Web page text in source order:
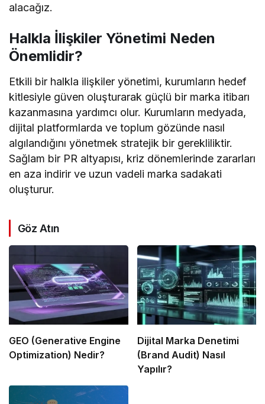
alacağız.
Halkla İlişkiler Yönetimi Neden
Önemlidir?
Etkili bir halkla ilişkiler yönetimi, kurumların hedef
kitlesiyle güven oluşturarak güçlü bir marka itibarı
kazanmasına yardımcı olur. Kurumların medyada,
dijital platformlarda ve toplum gözünde nasıl
algılandığını yönetmek stratejik bir gerekliliktir.
Sağlam bir PR altyapısı, kriz dönemlerinde zararları
en aza indirir ve uzun vadeli marka sadakati
oluşturur.
Göz Atın
GEO (Generative Engine
Optimization) Nedir?
Dijital Marka Denetimi
(Brand Audit) Nasıl
Yapılır?